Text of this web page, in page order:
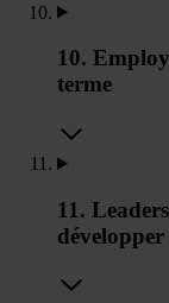
10.
terme
11.
développer